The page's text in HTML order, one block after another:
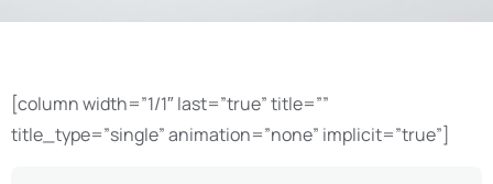
[column width=”1/1″ last=”true” title=””
title_type=”single” animation=”none” implicit=”true”]